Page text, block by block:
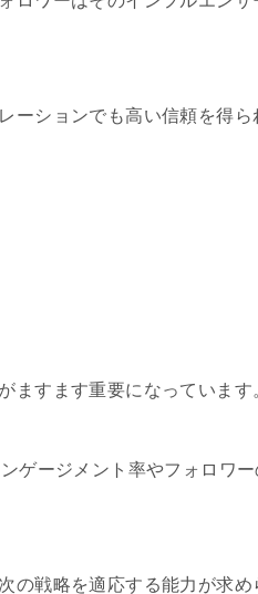
ーションでも高い信頼を得ら
ますます重要になっています
ゲージメント率やフォロワー
の戦略を適応する能力が求め